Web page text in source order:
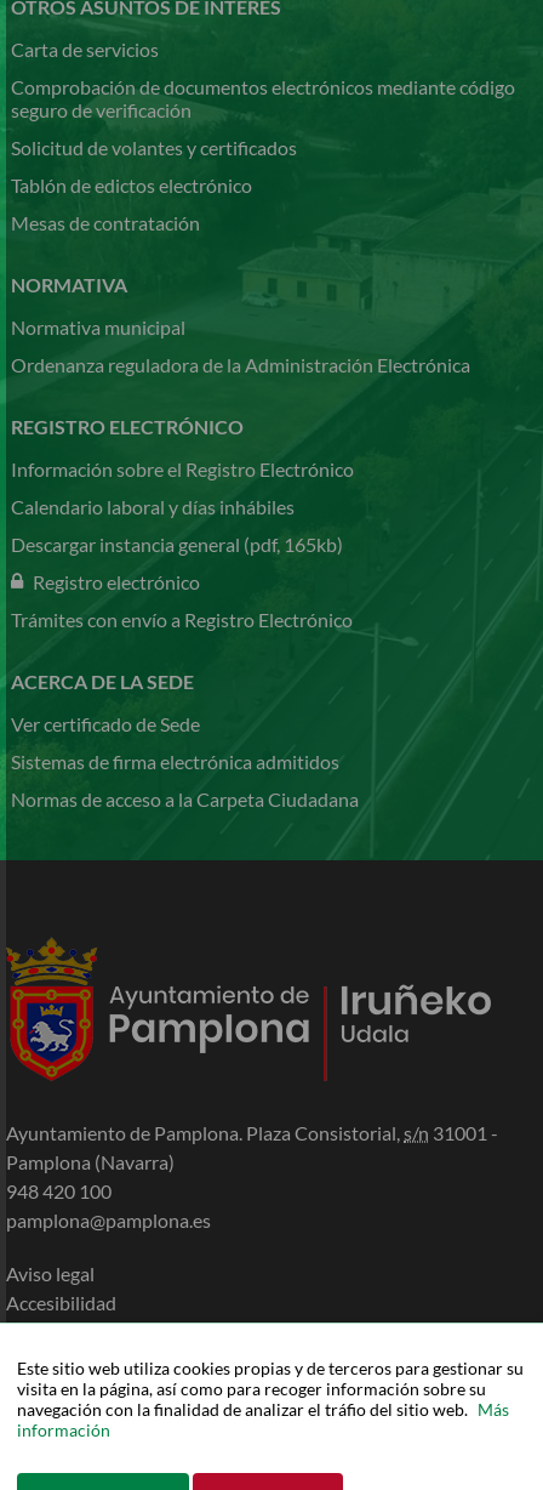
Este sitio web utiliza cookies propias y de terceros para gestionar su
visita en la página, así como para recoger información sobre su
navegación con la finalidad de analizar el tráfio del sitio web. Más
información
OTROS ASUNTOS DE INTERÉS
Carta de servicios
Comprobación de documentos electrónicos mediante código
seguro de verificación
Solicitud de volantes y certificados
Tablón de edictos electrónico
Mesas de contratación
NORMATIVA
Normativa municipal
Ordenanza reguladora de la Administración Electrónica
REGISTRO ELECTRÓNICO
Información sobre el Registro Electrónico
Calendario laboral y días inhábiles
Descargar instancia general (pdf, 165kb)
Registro electrónico
Trámites con envío a Registro Electrónico
ACERCA DE LA SEDE
Ver certificado de Sede
Sistemas de firma electrónica admitidos
Normas de acceso a la Carpeta Ciudadana
Ayuntamiento de Pamplona. Plaza Consistorial,s/n 31001 -
Pamplona (Navarra)
948 420 100
pamplona@pamplona.es
Aviso legal
Accesibilidad
Política de privacidad
Mapa de la Sede
Ayuda